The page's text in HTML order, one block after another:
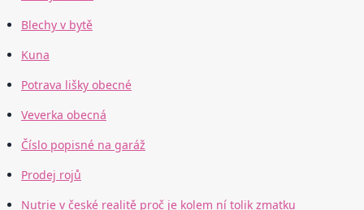
Blechy v bytě
Kuna
Potrava lišky obecné
Veverka obecná
Číslo popisné na garáž
Prodej rojů
Nutrie v české realitě proč je kolem ní tolik zmatku